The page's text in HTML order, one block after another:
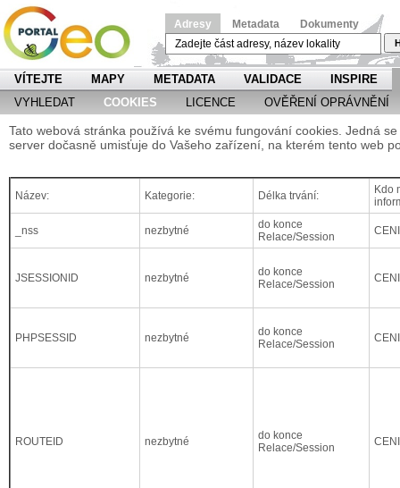
Adresy Metadata Dokumenty
VÍTEJTE MAPY METADATA VALIDACE
INSPIRE
VYHLEDAT
COOKIES LICENCE OVĚŘENÍ OPRÁVNĚNÍ
Tato webová stránka používá ke svému fungování cookies. Jedná
server dočasně umisťuje do Vašeho zařízení, na kterém tento web
Název: Kategorie: Délka trvání:
Kdo
_nss nezbytné
do konce
Relace/Session
JSESSIONID nezbytné
do konce
Relace/Session
PHPSESSID nezbytné
do konce
Relace/Session
ROUTEID nezbytné
do konce
Relace/Session